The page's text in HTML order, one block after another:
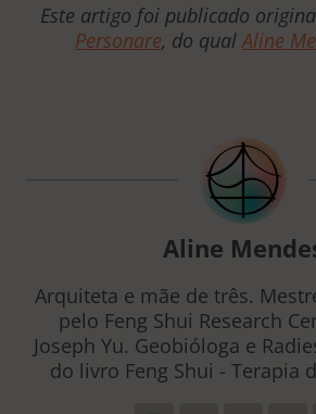
Este artigo foi publicado
Personare, do qualAline
Aline
Arquiteta e mãe de três.
pelo Feng Shui Research
Joseph Yu. Geobióloga e
do livro Feng Shui - Terapia